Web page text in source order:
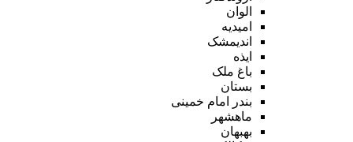
الوان
امیدیه
اندیمشک
ایذه
باغ ملک
بستان
بندر امام خمینی
ماهشهر
بهبهان